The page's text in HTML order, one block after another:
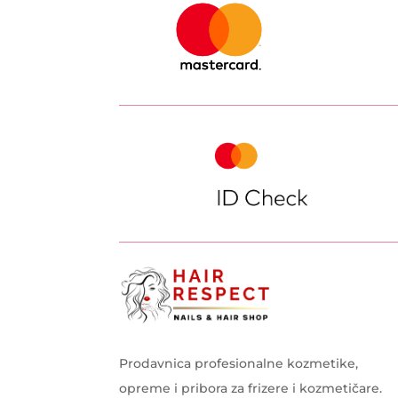
Prodavnica profesionalne kozmetike,
opreme i pribora za frizere i kozmetičare.